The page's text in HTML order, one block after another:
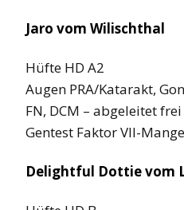
Jaro vom Wilischthal
Hüfte HD A2
Augen PRA/Katarakt,
FN, DCM – abgeleitet frei
Gentest Faktor VII-
Delightful Dottie vom